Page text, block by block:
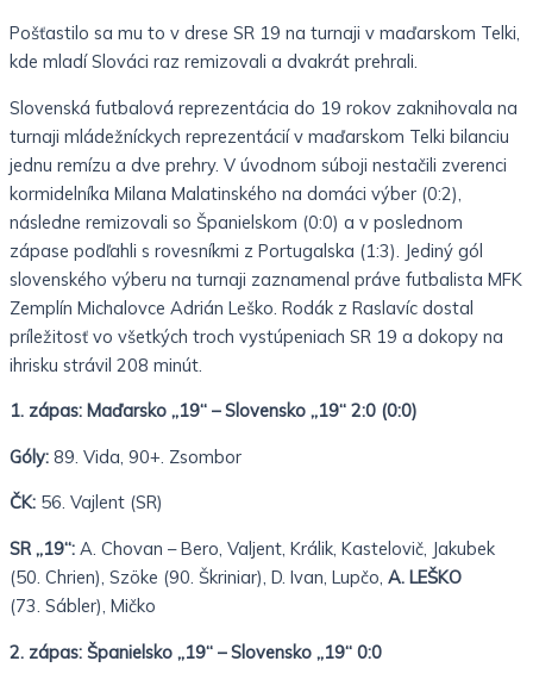
Pošťastilo sa mu to v drese SR 19 na turnaji v maďarskom Telki,
kde mladí Slováci raz remizovali a dvakrát prehrali.
Slovenská futbalová reprezentácia do 19 rokov zaknihovala na
turnaji mládežníckych reprezentácií v maďarskom Telki bilanciu
jednu remízu a dve prehry. V úvodnom súboji nestačili zverenci
kormidelníka Milana Malatinského na domáci výber (0:2),
následne remizovali so Španielskom (0:0) a v poslednom
zápase podľahli s rovesníkmi z Portugalska (1:3). Jediný gól
slovenského výberu na turnaji zaznamenal práve futbalista MFK
Zemplín Michalovce Adrián Leško. Rodák z Raslavíc dostal
príležitosť vo všetkých troch vystúpeniach SR 19 a dokopy na
ihrisku strávil 208 minút.
1. zápas: Maďarsko „19“ – Slovensko „19“ 2:0 (0:0)
Góly: 89. Vida, 90+. Zsombor
ČK: 56. Vajlent (SR)
SR „19“: A. Chovan – Bero, Valjent, Králik, Kastelovič, Jakubek
(50. Chrien), Szöke (90. Škriniar), D. Ivan, Lupčo, A. LEŠKO
(73. Sábler), Mičko
2. zápas: Španielsko „19“ – Slovensko „19“ 0:0